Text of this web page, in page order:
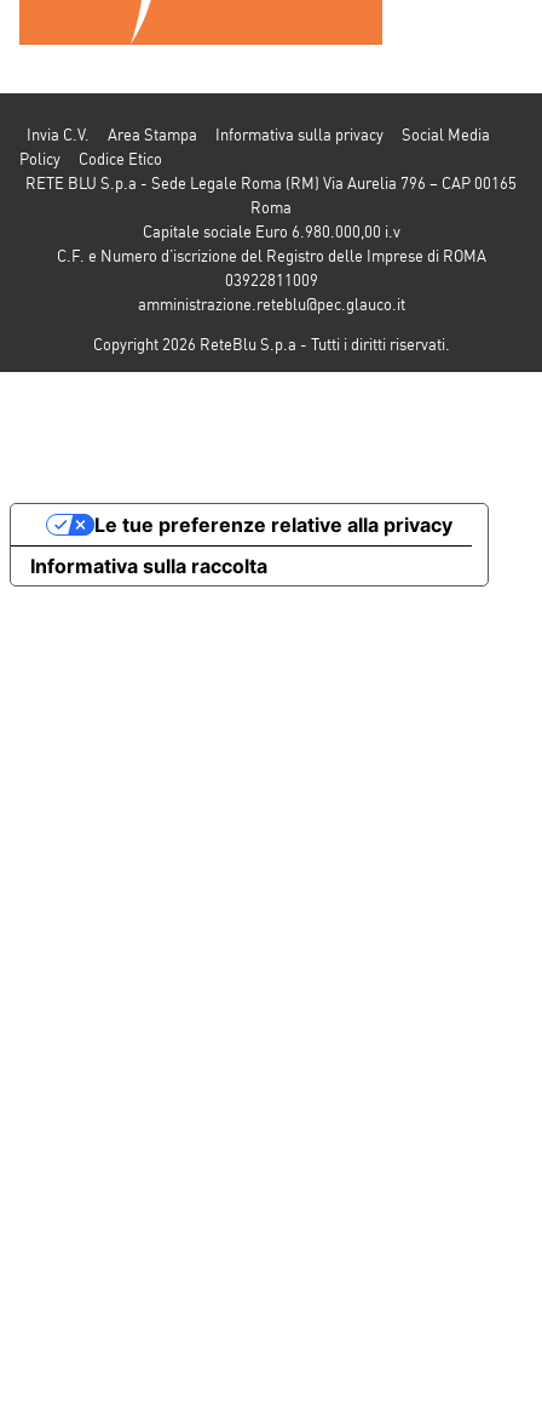
Invia C.V. Area Stampa Informativa sulla privacy
Social Media
Policy
Codice Etico
RETE BLU S.p.a - Sede Legale Roma (RM) Via Aurelia 796 – CAP 00165
Roma
Capitale sociale Euro 6.980.000,00 i.v
C.F. e Numero d’iscrizione del Registro delle Imprese di ROMA
03922811009
amministrazione.reteblu@pec.glauco.it
Copyright 2026 ReteBlu S.p.a - Tutti i diritti riservati.
Informativa sulla raccolta
Le tue preferenze relative alla privacy